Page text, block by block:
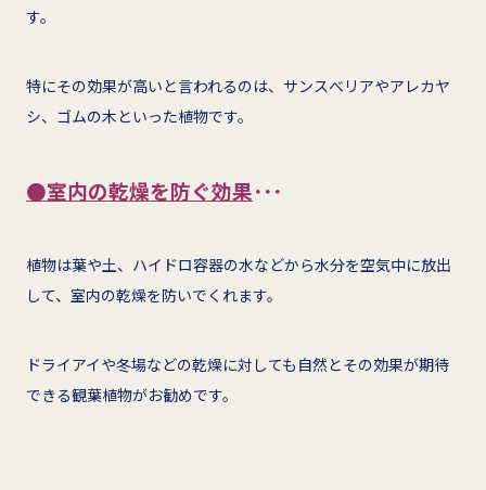
す。
特にその効果が高いと言われるのは、サンスべリアやアレカヤ
シ、ゴムの木といった植物です。
●室内の乾燥を防ぐ効果･･･
植物は葉や土、ハイドロ容器の水などから水分を空気中に放出
して、室内の乾燥を防いでくれます。
ドライアイや冬場などの乾燥に対しても自然とその効果が期待
できる観葉植物がお勧めです。